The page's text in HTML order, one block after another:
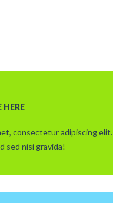
HERE
consectetur adipiscing elit.
sed nisi gravida!